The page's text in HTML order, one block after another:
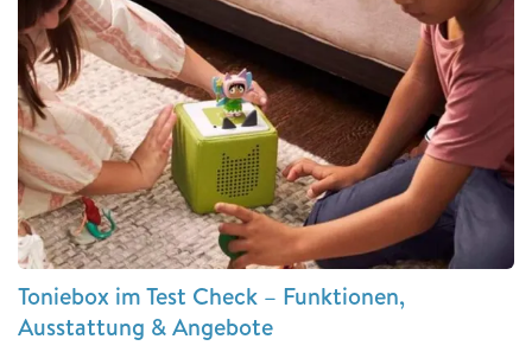
Toniebox im Test Check – Funktionen,
Ausstattung & Angebote